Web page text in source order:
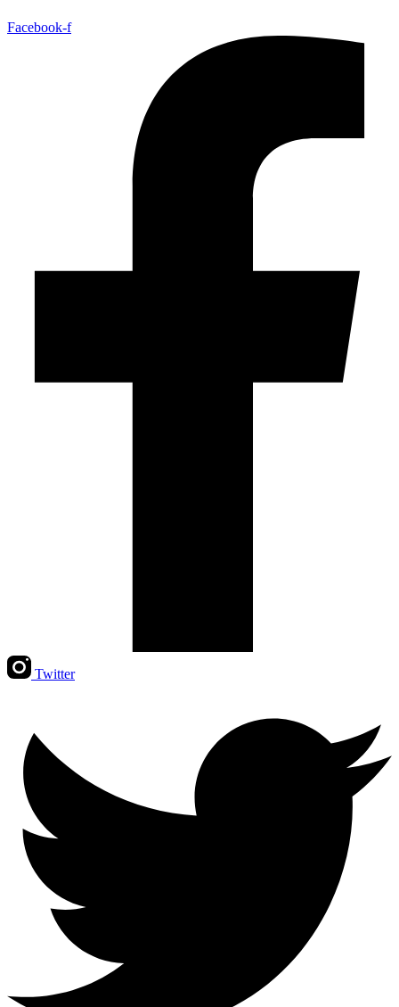
Facebook-f
Twitter